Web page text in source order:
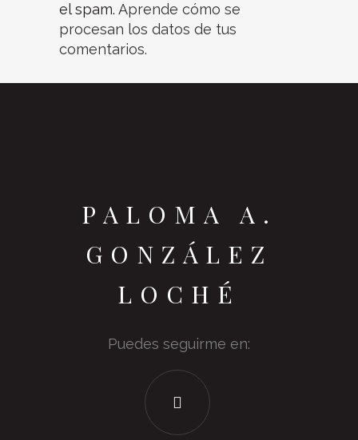
el spam. Aprende cómo se
procesan los datos de tus
comentarios.
PALOMA A.
GONZÁLEZ
LOCHÉ
Puedes seguirme en: